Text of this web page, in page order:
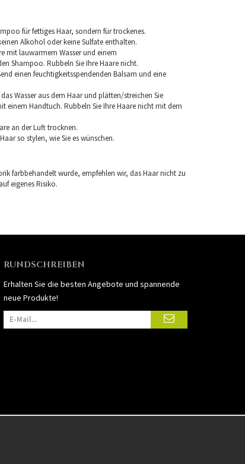
für fettiges Haar, sondern für trockenes.
Alkohol oder keine Sulfate enthalten.
mit lauwarmem Wasser und einem
Shampoo. Rubbeln Sie Ihre Haare nicht.
einen feuchtigkeitsspendenden Balsam und eine
Wasser aus dem Haar und plätten/streichen Sie
einem Handtuch. Rubbeln Sie Ihre Haare nicht mit dem
an der Luft trocknen.
so stylen, wie Sie es wünschen.
farbbehandelt wurde, empfehlen wir, das Haar nicht zu
eigenes Risiko.
RUNDSCHREIBEN
Erhalten Sie die besten Angebote und spannende
neue Produkte!